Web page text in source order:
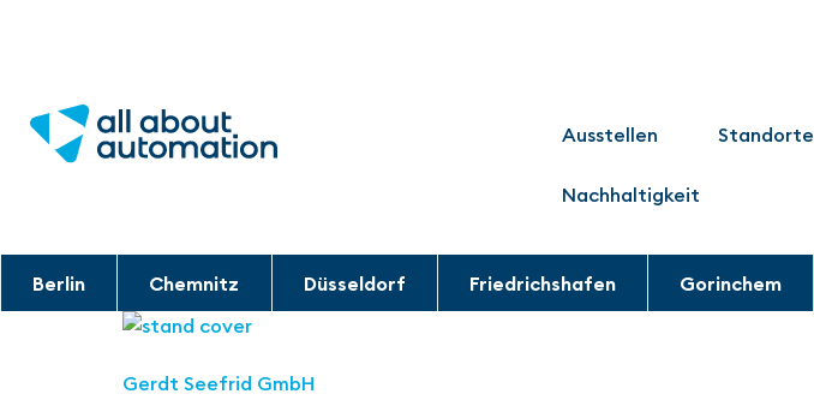
Ausstellen Standorte
Nachhaltigkeit
Berlin Chemnitz Düsseldorf Friedrichshafen Gorinchem
Gerdt Seefrid GmbH